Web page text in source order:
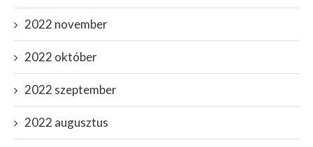
2022 november
2022 október
2022 szeptember
2022 augusztus